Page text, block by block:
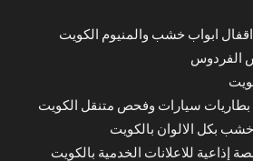
ابواب خشب والمنيوم الكويت
الفردوس
بطاريات سيارات وفحص متنقل الكويت
بكل الالوان بالكويت
إذاعية للاعلانات الخدمية بالكويت